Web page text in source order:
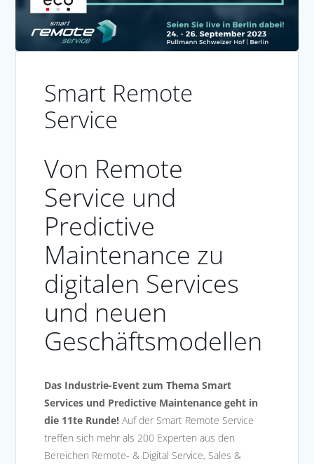
Smart Remote
Service
Von Remote
Service und
Predictive
Maintenance zu
digitalen Services
und neuen
Geschäftsmodellen
Das Industrie-Event zum Thema Smart
Services und Predictive Maintenance geht in
die 11te Runde! Auf der Smart Remote Service
treffen sich mehr als 200 Experten aus den
Bereichen Remote- & Digital Service, Sales &